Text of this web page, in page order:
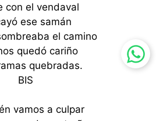
con el vendaval
ese samán
el camino
quedó cariño
quebradas.
BIS
vamos a culpar